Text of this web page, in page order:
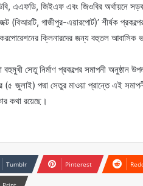
এএফডি, জিইএফ এবং জিওবির অর্থায়নে
(বিআরটি, গাজীপুর-এয়ারপোর্ট)’ শীর্ষক
ক্লিনারদের জন্য বহুতল আবাসিক
সেতু নির্মাণ প্রকল্পের সমাপনী অনুষ্ঠান
জুলাই) পদ্মা সেতুর মাওয়া প্রান্তে এই
কথা রয়েছে।
Tumblr Pinterest